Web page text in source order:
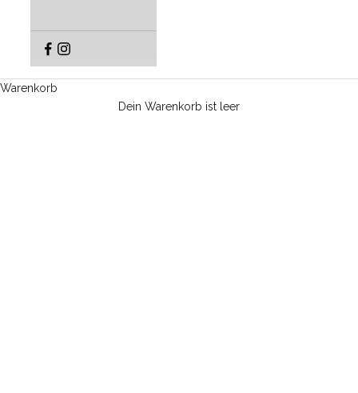
Warenkorb
Dein Warenkorb ist leer